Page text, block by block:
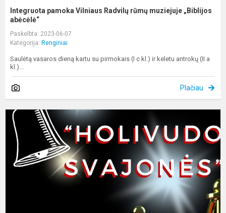
Integruota pamoka Vilniaus Radvilų rūmų muziejuje „Biblijos
abėcėlė“
Paskelbta: 2023-06-07
Kategorija: Renginiai
Saulėtą vasaros dieną kartu su pirmokais (I c kl.) ir keletu antrokų (II a
kl.)...
Plačiau